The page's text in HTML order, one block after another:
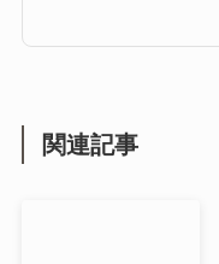
関連記事